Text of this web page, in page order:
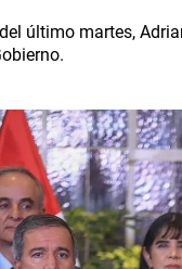
último martes,